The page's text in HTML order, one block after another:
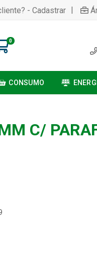
- Cadastrar |
0
CONSUMO
C/